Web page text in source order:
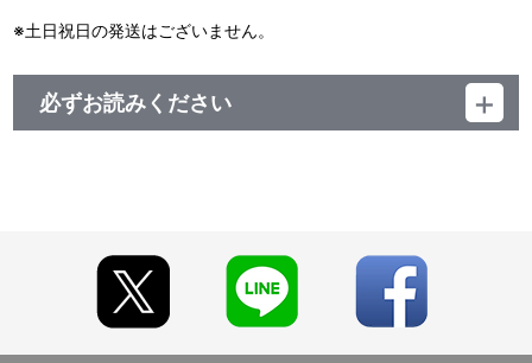
●本製品の性質上、使用頻度や年月の経過に伴い、ゴムの劣化・摩
※土日祝日の発送はございません。
必ずお読みください
■受付期間：2026年2月17日（火）正午12:00～
※アクセス集中により、一時的にサイト内購入ページに繋がりに
くくなる場合がございます。